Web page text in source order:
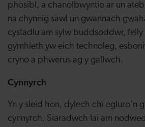
phosibl, a chanolbwyntio ar un
na chynnig sawl un gwannach
cystadlu am sylw buddsoddwr,
gymhleth yw eich technoleg,
cryno a phwerus ag y gallwch.
Cynnyrch
Yn y sleid hon, dylech chi egluro'n
cynnyrch. Siaradwch lai am